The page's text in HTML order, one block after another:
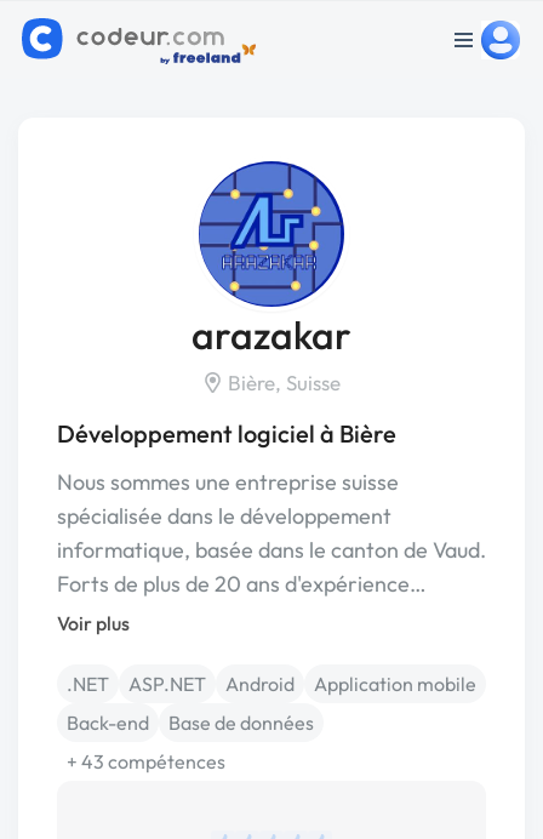
arazakar
Bière, Suisse
Développement logiciel à Bière
Nous sommes une entreprise suisse
spécialisée dans le développement
informatique, basée dans le canton de Vaud.
Forts de plus de 20 ans d'expérience…
Voir plus
.NET ASP.NET Android
Application mobile
Back-end
Base de données
+ 43 compétences